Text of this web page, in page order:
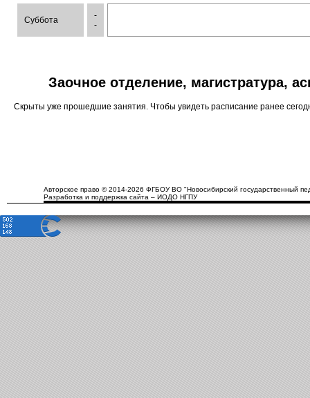
Суббота
-
-
Заочное отделение, магистратура,
Скрыты уже прошедшие занятия. Чтобы увидеть расписание ранее
Авторское право © 2014-2026 ФГБОУ ВО "Новосибирский государственный
Разработка и поддержка сайта – ИОДО НГПУ